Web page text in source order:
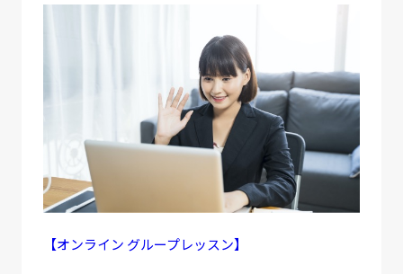
【オンライン グループレッスン】